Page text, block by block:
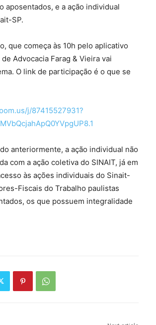
aposentados, e a ação individual
SP.
que começa às 10h pelo aplicativo
Advocacia Farag & Vieira vai
O link de participação é o que se
j/87415527931?
anteriormente, a ação individual não
com a ação coletiva do SINAIT, já em
às ações individuais do Sinait-
Fiscais do Trabalho paulistas
os que possuem integralidade